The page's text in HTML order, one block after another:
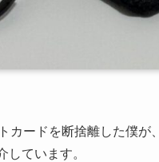
カードを断捨離した僕が、
しています。